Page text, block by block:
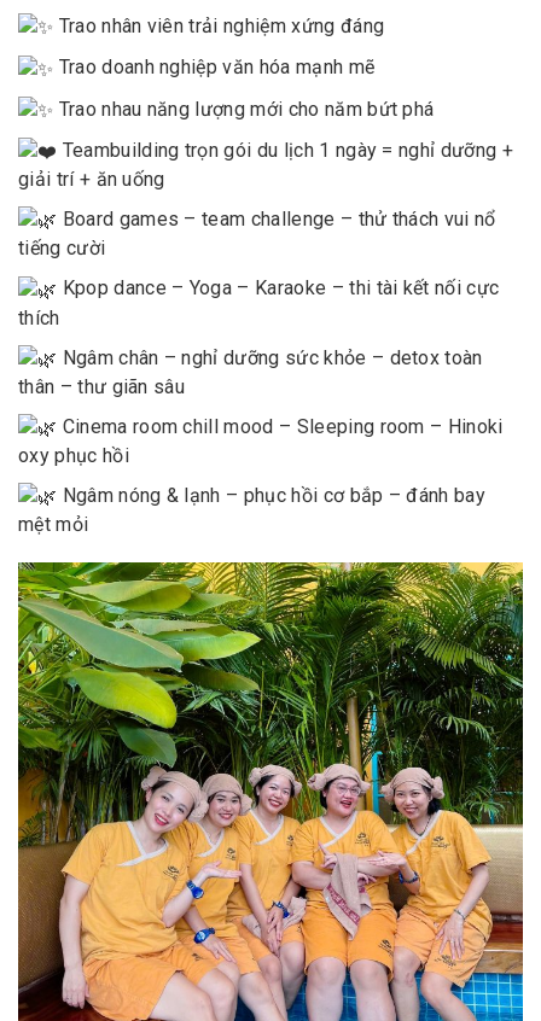
Trao nhân viên trải nghiệm xứng đáng
Trao doanh nghiệp văn hóa mạnh mẽ
Trao nhau năng lượng mới cho năm bứt phá
Teambuilding trọn gói du lịch 1 ngày = nghỉ dưỡng +
giải trí + ăn uống
Board games – team challenge – thử thách vui nổ
tiếng cười
Kpop dance – Yoga – Karaoke – thi tài kết nối cực
thích
Ngâm chân – nghỉ dưỡng sức khỏe – detox toàn
thân – thư giãn sâu
Cinema room chill mood – Sleeping room – Hinoki
oxy phục hồi
Ngâm nóng & lạnh – phục hồi cơ bắp – đánh bay
mệt mỏi